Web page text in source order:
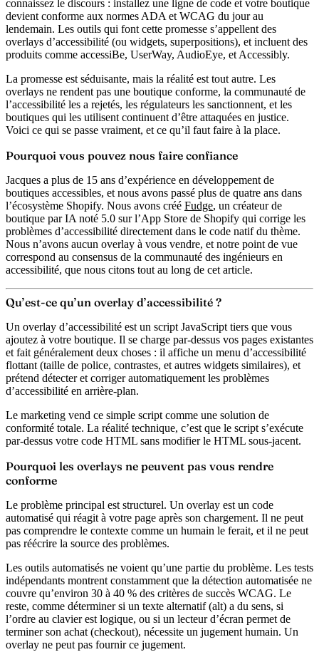
connaissez le discours : installez une ligne de code et votre boutique
devient conforme aux normes ADA et WCAG du jour au
lendemain. Les outils qui font cette promesse s’appellent des
overlays d’accessibilité (ou widgets, superpositions), et incluent des
produits comme accessiBe, UserWay, AudioEye, et Accessibly.
La promesse est séduisante, mais la réalité est tout autre. Les
overlays ne rendent pas une boutique conforme, la communauté de
l’accessibilité les a rejetés, les régulateurs les sanctionnent, et les
boutiques qui les utilisent continuent d’être attaquées en justice.
Voici ce qui se passe vraiment, et ce qu’il faut faire à la place.
Pourquoi vous pouvez nous faire confiance
Jacques a plus de 15 ans d’expérience en développement de
boutiques accessibles, et nous avons passé plus de quatre ans dans
l’écosystème Shopify. Nous avons créé Fudge, un créateur de
boutique par IA noté 5.0 sur l’App Store de Shopify qui corrige les
problèmes d’accessibilité directement dans le code natif du thème.
Nous n’avons aucun overlay à vous vendre, et notre point de vue
correspond au consensus de la communauté des ingénieurs en
accessibilité, que nous citons tout au long de cet article.
Qu’est-ce qu’un overlay d’accessibilité ?
Un overlay d’accessibilité est un script JavaScript tiers que vous
ajoutez à votre boutique. Il se charge par-dessus vos pages existantes
et fait généralement deux choses : il affiche un menu d’accessibilité
flottant (taille de police, contrastes, et autres widgets similaires), et
prétend détecter et corriger automatiquement les problèmes
d’accessibilité en arrière-plan.
Le marketing vend ce simple script comme une solution de
conformité totale. La réalité technique, c’est que le script s’exécute
par-dessus votre code HTML sans modifier le HTML sous-jacent.
Pourquoi les overlays ne peuvent pas vous rendre
conforme
Le problème principal est structurel. Un overlay est un code
automatisé qui réagit à votre page après son chargement. Il ne peut
pas comprendre le contexte comme un humain le ferait, et il ne peut
pas réécrire la source des problèmes.
Les outils automatisés ne voient qu’une partie du problème. Les tests
indépendants montrent constamment que la détection automatisée ne
couvre qu’environ 30 à 40 % des critères de succès WCAG. Le
reste, comme déterminer si un texte alternatif (alt) a du sens, si
l’ordre au clavier est logique, ou si un lecteur d’écran permet de
terminer son achat (checkout), nécessite un jugement humain. Un
overlay ne peut pas fournir ce jugement.